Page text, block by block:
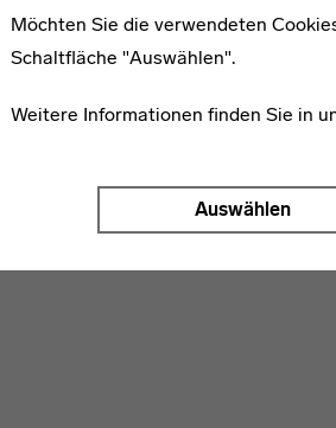
Möchten Sie die verwendeten
Schaltfläche "Auswählen".
Weitere Informationen finden Sie in
Auswählen